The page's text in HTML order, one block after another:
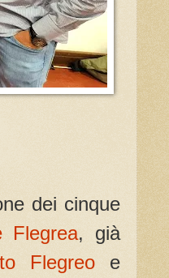
dei cinque
Flegrea, già
Flegreoe